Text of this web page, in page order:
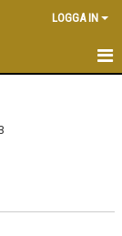
LOGGA IN